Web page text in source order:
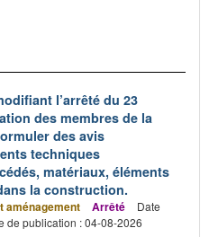
l’arrêté du 23
des membres de la
des avis
techniques
matériaux, éléments
la construction.
aménagement Arrêté
Date
de publication : 04-08-2026